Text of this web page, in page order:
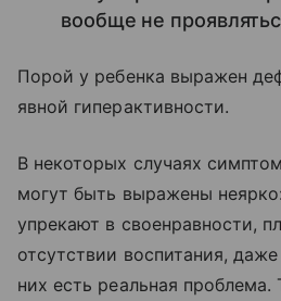
вообще не
Порой у ребенка выражен
явной гиперактивности.
В некоторых случаях
могут быть выражены
упрекают в своенравности,
отсутствии воспитания,
них есть реальная проблема.